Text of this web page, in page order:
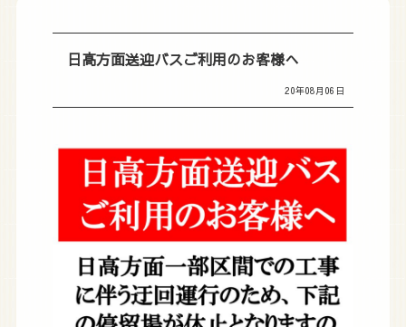
日高方面送迎バスご利用のお客様へ
20年08月06日